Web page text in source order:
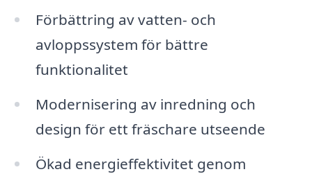
Förbättring av vatten- och
avloppssystem för bättre
funktionalitet
Modernisering av inredning och
design för ett fräschare utseende
Ökad energieffektivitet genom